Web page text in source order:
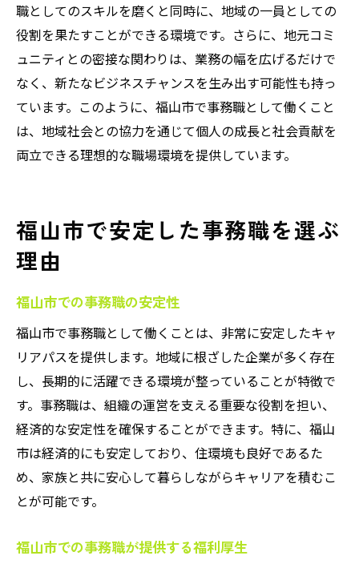
職としてのスキルを磨くと同時に、地域の一員としての
役割を果たすことができる環境です。さらに、地元コミ
ュニティとの密接な関わりは、業務の幅を広げるだけで
なく、新たなビジネスチャンスを生み出す可能性も持っ
ています。このように、福山市で事務職として働くこと
は、地域社会との協力を通じて個人の成長と社会貢献を
両立できる理想的な職場環境を提供しています。
福山市で安定した事務職を選ぶ
理由
福山市での事務職の安定性
福山市で事務職として働くことは、非常に安定したキャ
リアパスを提供します。地域に根ざした企業が多く存在
し、長期的に活躍できる環境が整っていることが特徴で
す。事務職は、組織の運営を支える重要な役割を担い、
経済的な安定性を確保することができます。特に、福山
市は経済的にも安定しており、住環境も良好であるた
め、家族と共に安心して暮らしながらキャリアを積むこ
とが可能です。
福山市での事務職が提供する福利厚生